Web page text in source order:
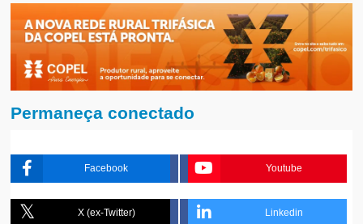
Permaneça conectado
Facebook Youtube
X (ex-Twitter) Linkedin